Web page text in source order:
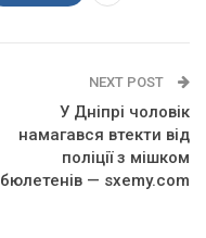
NEXT POST
У Дніпрі чоловік
намагався втекти від
поліції з мішком
бюлетенів — sxemy.com